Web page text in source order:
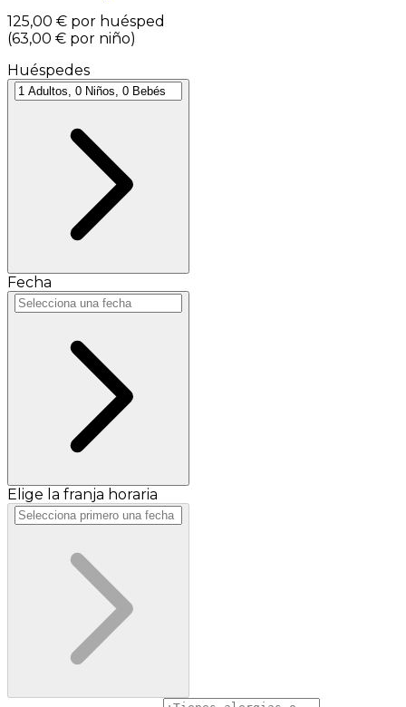
125,00 € por huésped
(63,00 € por niño)
Huéspedes
Fecha
Elige la franja horaria